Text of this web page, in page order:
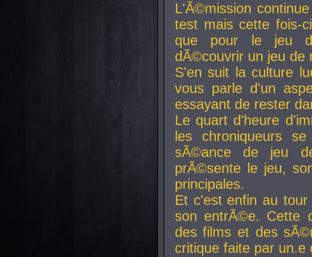
L'Ã©mission
test mais cette fois-
que pour le jeu
dÃ©couvrir un jeu de
S'en suit la culture
vous parle d'un
essayant de rester
Le quart d'heure
les chroniqueurs
sÃ©ance de jeu
prÃ©sente le jeu,
principales.
Et c'est enfin au
son entrÃ©e. Cette
des films et des
critique faite par